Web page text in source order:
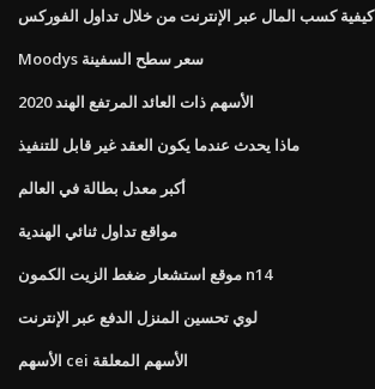
كيفية كسب المال عبر الإنترنت من خلال تداول الفوركس
Moodys سعر سطح السفينة
الأسهم ذات العائد المرتفع الهند 2020
ماذا يحدث عندما يكون العقد غير قابل للتنفيذ
أكبر معدل بطالة في العالم
مواقع تداول ثنائي الهندية
موقع استشعار ضغط الزيت الكمون n14
لوي تحسين المنزل الدفع عبر الإنترنت
الأسهم cei الأسهم المعلقة